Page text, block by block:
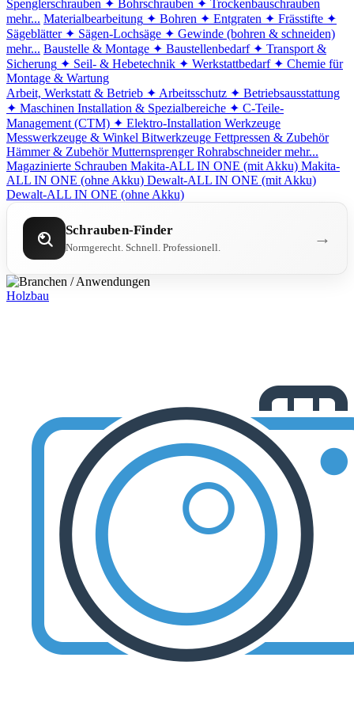
Spenglerschrauben ✦ Bohrschrauben ✦ Trockenbauschrauben
mehr... Materialbearbeitung ✦ Bohren ✦ Entgraten ✦ Frässtifte ✦
Sägeblätter ✦ Sägen-Lochsäge ✦ Gewinde (bohren & schneiden)
mehr... Baustelle & Montage ✦ Baustellenbedarf ✦ Transport &
Sicherung ✦ Seil- & Hebetechnik ✦ Werkstattbedarf ✦ Chemie für
Montage & Wartung
Arbeit, Werkstatt & Betrieb ✦ Arbeitsschutz ✦ Betriebsausstattung
✦ Maschinen Installation & Spezialbereiche ✦ C-Teile-
Management (CTM) ✦ Elektro-Installation Werkzeuge
Messwerkzeuge & Winkel Bitwerkzeuge Fettpressen & Zubehör
Hämmer & Zubehör Mutternsprenger Rohrabschneider mehr...
Magazinierte Schrauben Makita-ALL IN ONE (mit Akku) Makita-
ALL IN ONE (ohne Akku) Dewalt-ALL IN ONE (mit Akku)
Dewalt-ALL IN ONE (ohne Akku)
Schrauben-Finder
Normgerecht. Schnell. Professionell. →
Holzbau